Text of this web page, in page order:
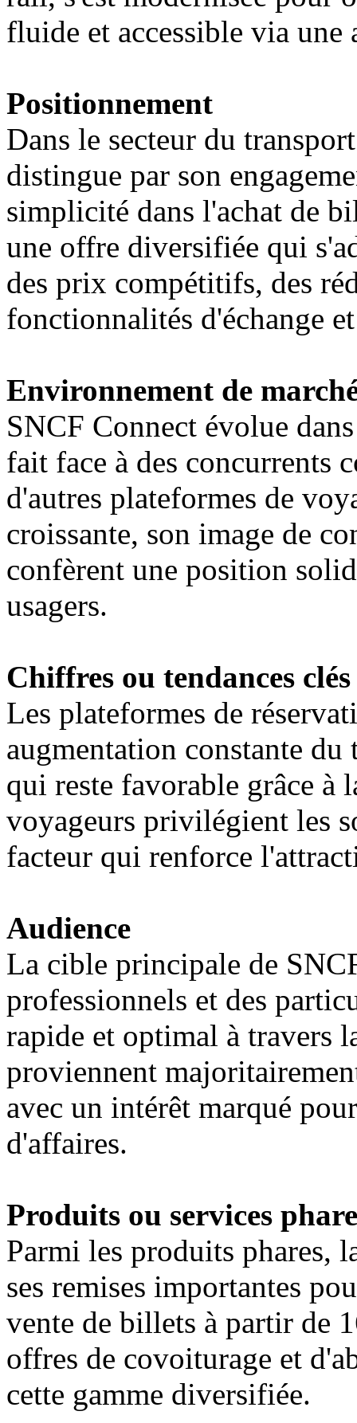
fluide et accessible via
Positionnement
Dans le secteur du
distingue par son
simplicité dans l'achat de
une offre diversifiée qui
des prix compétitifs, des
fonctionnalités d'échange
Environnement de
SNCF Connect évolue
fait face à des concurrents
d'autres plateformes de
croissante, son image de
confèrent une position
usagers.
Chiffres ou tendances clés
Les plateformes de
augmentation constante
qui reste favorable grâce
voyageurs privilégient les
facteur qui renforce
Audience
La cible principale de
professionnels et des
rapide et optimal à travers
proviennent
avec un intérêt marqué
d'affaires.
Produits ou services
Parmi les produits phares,
ses remises importantes
vente de billets à partir de
offres de covoiturage et
cette gamme diversifiée.